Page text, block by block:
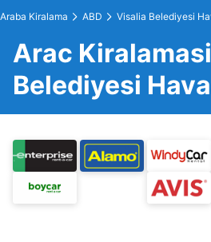
Araba Kiralama ABD Visalia Belediyesi
Arac
Belediyesi